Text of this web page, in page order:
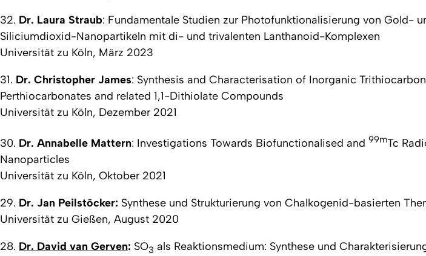
32. Dr. Laura Straub: Fundamentale Studien zur Photofunktionalisierung von Gold-
Siliciumdioxid-Nanopartikeln mit di- und trivalenten Lanthanoid-Komplexen
Universität zu Köln, März 2023
31. Dr. Christopher James: Synthesis and Characterisation of Inorganic
Perthiocarbonates and related 1,1-Dithiolate Compounds
Universität zu Köln, Dezember 2021
30. Dr. Annabelle Mattern: Investigations Towards Biofunctionalised and 99mTc
Nanoparticles
Universität zu Köln, Oktober 2021
29. Dr. Jan Peilstöcker: Synthese und Strukturierung von Chalkogenid-basierten
Universität zu Gießen, August 2020
28. Dr. David van Gerven: SO3 als Reaktionsmedium: Synthese und